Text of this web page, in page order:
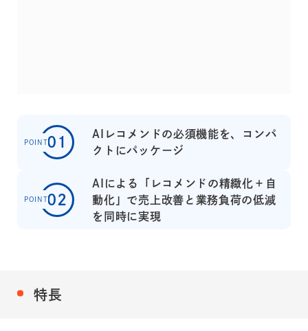
01
POINT
AIレコメンドの必須機能を、コンパ
クトにパッケージ
02
POINT
AIによる「レコメンドの精緻化＋自
動化」で売上改善と業務負荷の低減
を同時に実現
特長